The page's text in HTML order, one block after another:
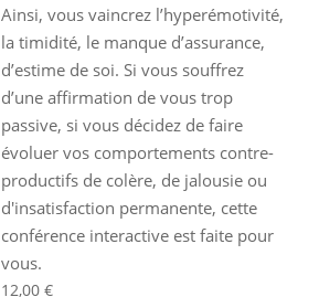
Ainsi, vous vaincrez l’hyperémotivité,
la timidité, le manque d’assurance,
d’estime de soi. Si vous souffrez
d’une affirmation de vous trop
passive, si vous décidez de faire
évoluer vos comportements contre-
productifs de colère, de jalousie ou
d'insatisfaction permanente, cette
conférence interactive est faite pour
vous.
12,00€